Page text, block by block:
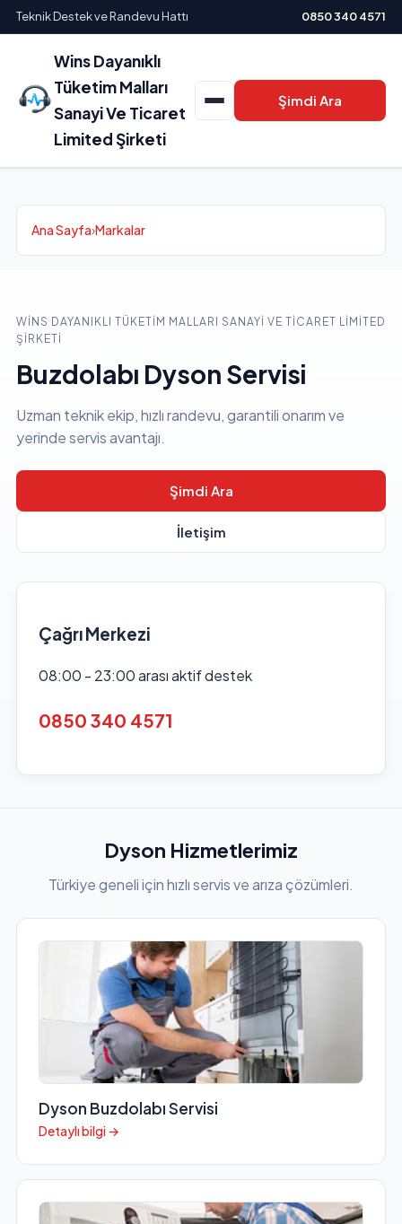
Teknik Destek ve Randevu Hattı 0850 340 4571
Wins Dayanıklı
Tüketim Malları
Sanayi Ve Ticaret
Limited Şirketi
Şimdi Ara
Ana Sayfa›Markalar
WINS DAYANIKLI TÜKETIM MALLARI SANAYI VE TICARET LIMITED
ŞIRKETI
Buzdolabı Dyson Servisi
Uzman teknik ekip, hızlı randevu, garantili onarım ve
yerinde servis avantajı.
Şimdi Ara
İletişim
Çağrı Merkezi
08:00 - 23:00 arası aktif destek
0850 340 4571
Dyson Hizmetlerimiz
Türkiye geneli için hızlı servis ve arıza çözümleri.
Dyson Buzdolabı Servisi
Detaylı bilgi →